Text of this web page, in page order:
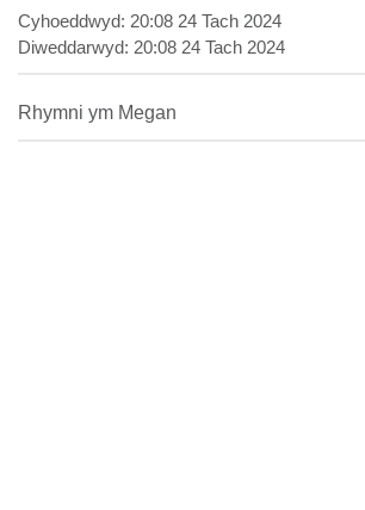
Cyhoeddwyd: 20:08 24 Tach 2024
Diweddarwyd: 20:08 24 Tach 2024
Rhymni ym Megan